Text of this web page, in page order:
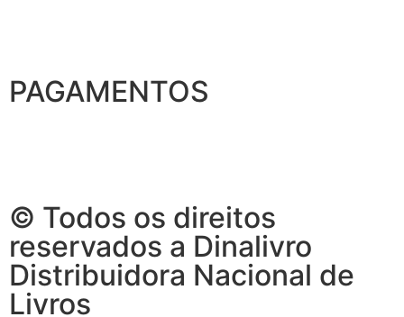
PAGAMENTOS
© Todos os direitos
reservados a Dinalivro
Distribuidora Nacional de
Livros